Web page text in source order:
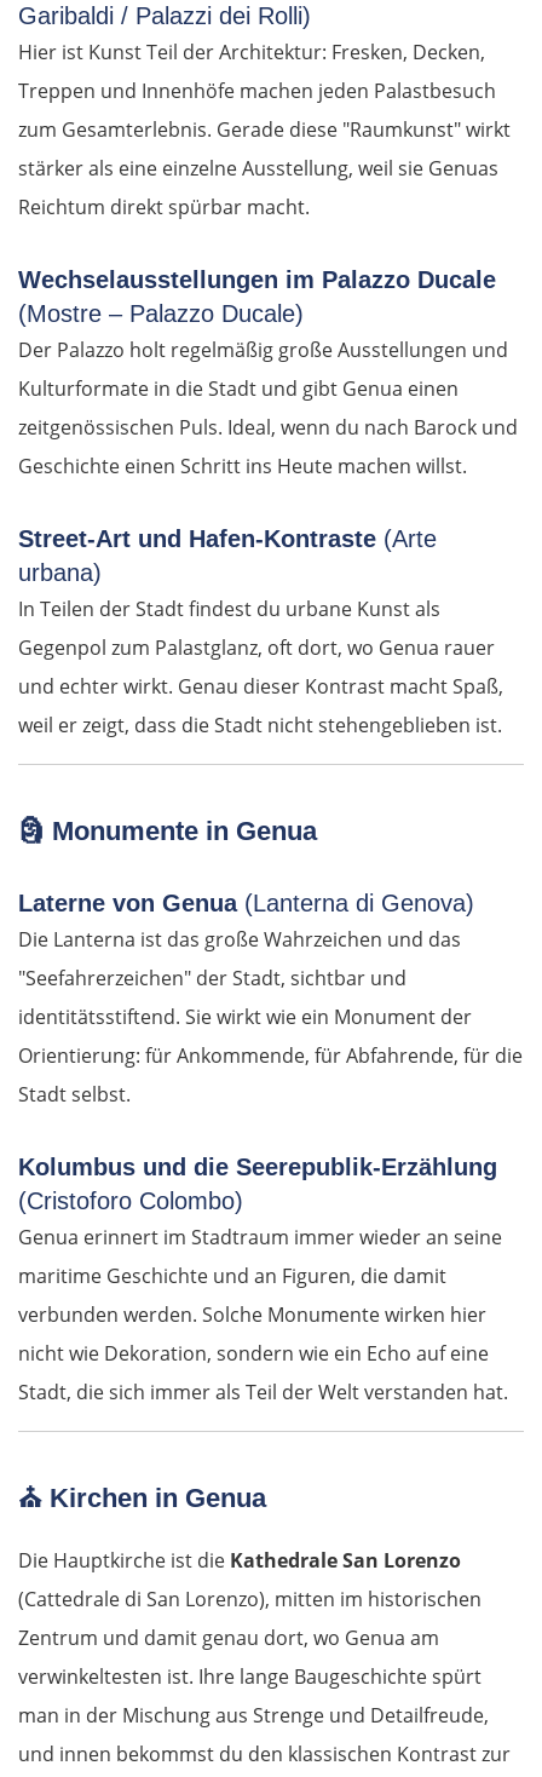
Garibaldi / Palazzi dei Rolli)
Hier ist Kunst Teil der Architektur: Fresken, Decken,
Treppen und Innenhöfe machen jeden Palastbesuch
zum Gesamterlebnis. Gerade diese "Raumkunst" wirkt
stärker als eine einzelne Ausstellung, weil sie Genuas
Reichtum direkt spürbar macht.
Wechselausstellungen im Palazzo Ducale
(Mostre – Palazzo Ducale)
Der Palazzo holt regelmäßig große Ausstellungen und
Kulturformate in die Stadt und gibt Genua einen
zeitgenössischen Puls. Ideal, wenn du nach Barock und
Geschichte einen Schritt ins Heute machen willst.
Street-Art und Hafen-Kontraste (Arte
urbana)
In Teilen der Stadt findest du urbane Kunst als
Gegenpol zum Palastglanz, oft dort, wo Genua rauer
und echter wirkt. Genau dieser Kontrast macht Spaß,
weil er zeigt, dass die Stadt nicht stehengeblieben ist.
🗿 Monumente in Genua
Laterne von Genua (Lanterna di Genova)
Die Lanterna ist das große Wahrzeichen und das
"Seefahrerzeichen" der Stadt, sichtbar und
identitätsstiftend. Sie wirkt wie ein Monument der
Orientierung: für Ankommende, für Abfahrende, für die
Stadt selbst.
Kolumbus und die Seerepublik-Erzählung
(Cristoforo Colombo)
Genua erinnert im Stadtraum immer wieder an seine
maritime Geschichte und an Figuren, die damit
verbunden werden. Solche Monumente wirken hier
nicht wie Dekoration, sondern wie ein Echo auf eine
Stadt, die sich immer als Teil der Welt verstanden hat.
⛪ Kirchen in Genua
Die Hauptkirche ist die Kathedrale San Lorenzo
(Cattedrale di San Lorenzo), mitten im historischen
Zentrum und damit genau dort, wo Genua am
verwinkeltesten ist. Ihre lange Baugeschichte spürt
man in der Mischung aus Strenge und Detailfreude,
und innen bekommst du den klassischen Kontrast zur